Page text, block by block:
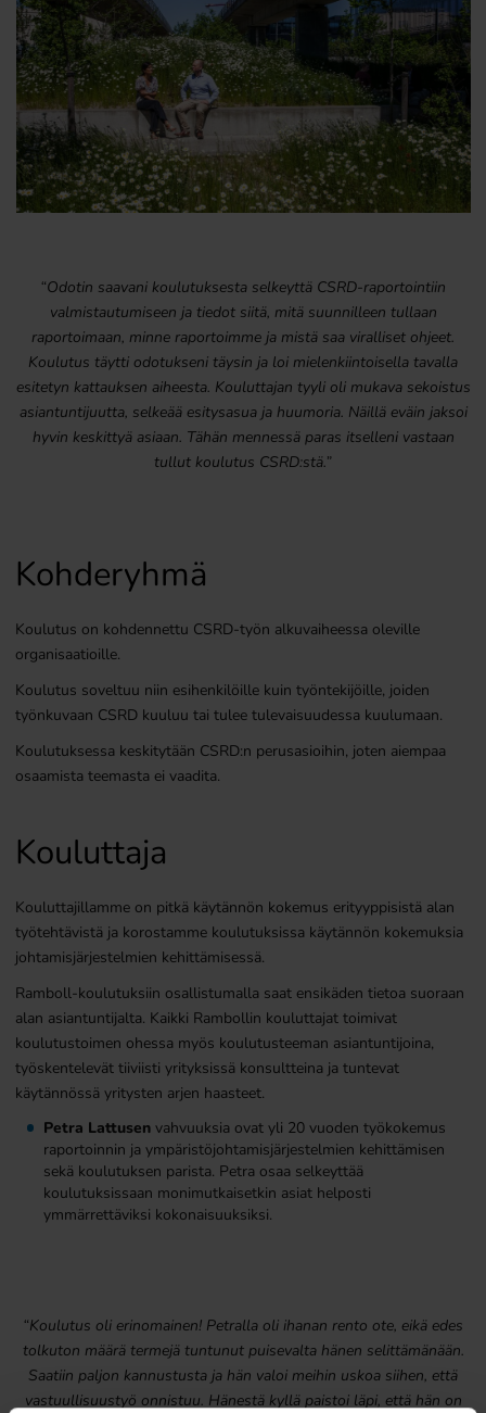
“Odotin saavani koulutuksesta selkeyttä CSRD-raportointiin
valmistautumiseen ja tiedot siitä, mitä suunnilleen tullaan
raportoimaan, minne raportoimme ja mistä saa viralliset ohjeet.
Koulutus täytti odotukseni täysin ja loi mielenkiintoisella tavalla
esitetyn kattauksen aiheesta. Kouluttajan tyyli oli mukava sekoistus
asiantuntijuutta, selkeää esitysasua ja huumoria. Näillä eväin jaksoi
hyvin keskittyä asiaan. Tähän mennessä paras itselleni vastaan
tullut koulutus CSRD:stä.”
Kohderyhmä
Koulutus on kohdennettu CSRD-työn alkuvaiheessa oleville
organisaatioille.
Koulutus soveltuu niin esihenkilöille kuin työntekijöille, joiden
työnkuvaan CSRD kuuluu tai tulee tulevaisuudessa kuulumaan.
Koulutuksessa keskitytään CSRD:n perusasioihin, joten aiempaa
osaamista teemasta ei vaadita.
Kouluttaja
Kouluttajillamme on pitkä käytännön kokemus erityyppisistä alan
työtehtävistä ja korostamme koulutuksissa käytännön kokemuksia
johtamisjärjestelmien kehittämisessä.
Ramboll-koulutuksiin osallistumalla saat ensikäden tietoa suoraan
alan asiantuntijalta. Kaikki Rambollin kouluttajat toimivat
koulutustoimen ohessa myös koulutusteeman asiantuntijoina,
työskentelevät tiiviisti yrityksissä konsultteina ja tuntevat
käytännössä yritysten arjen haasteet.
Petra Lattusenvahvuuksia ovat yli 20 vuoden työkokemus
raportoinnin ja ympäristöjohtamisjärjestelmien kehittämisen
sekä koulutuksen parista. Petra osaa selkeyttää
koulutuksissaan monimutkaisetkin asiat helposti
ymmärrettäviksi kokonaisuuksiksi.
“Koulutus oli erinomainen! Petralla oli ihanan rento ote, eikä edes
tolkuton määrä termejä tuntunut puisevalta hänen selittämänään.
Saatiin paljon kannustusta ja hän valoi meihin uskoa siihen, että
vastuullisuustyö onnistuu. Hänestä kyllä paistoi läpi, että hän on